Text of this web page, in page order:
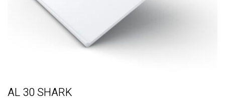
AL 30 SHARK